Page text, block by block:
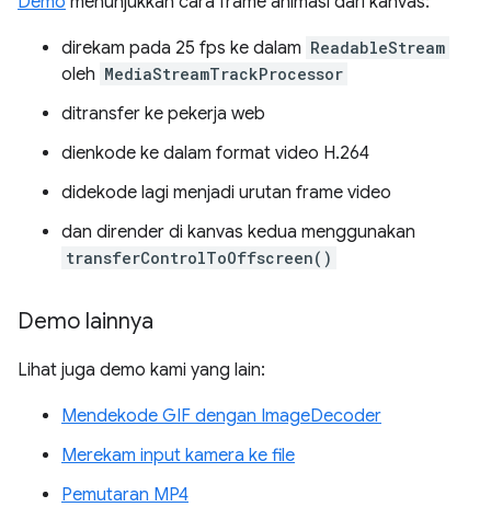
direkam pada 25 fps ke dalam ReadableStream
oleh MediaStreamTrackProcessor
ditransfer ke pekerja web
dienkode ke dalam format video H.264
didekode lagi menjadi urutan frame video
dan dirender di kanvas kedua menggunakan
transferControlToOffscreen()
Demo lainnya
Lihat juga demo kami yang lain:
Mendekode GIF dengan ImageDecoder
Merekam input kamera ke file
Pemutaran MP4